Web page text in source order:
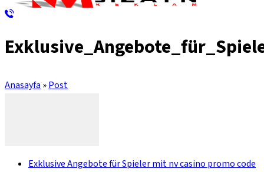
Anasayfa »Post
Exklusive Angebote für Spieler mit nv casino promo code